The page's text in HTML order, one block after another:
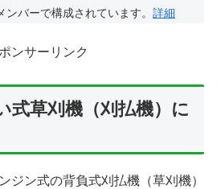
バーで構成されています。 詳細
ンサーリンク
式草刈機（刈払機）に
ジン式の背負式刈払機（草刈機）